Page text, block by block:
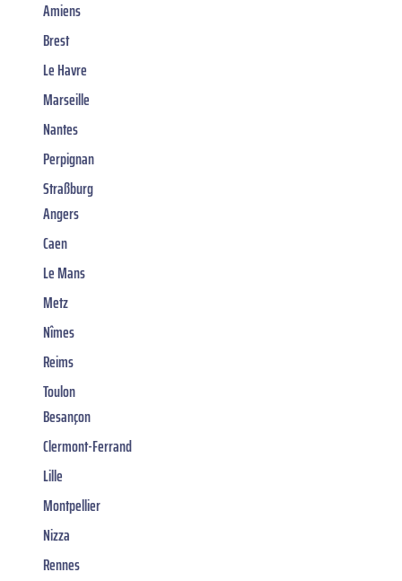
Amiens
Brest
Le Havre
Marseille
Nantes
Perpignan
Straßburg
Angers
Caen
Le Mans
Metz
Nîmes
Reims
Toulon
Besançon
Clermont-Ferrand
Lille
Montpellier
Nizza
Rennes